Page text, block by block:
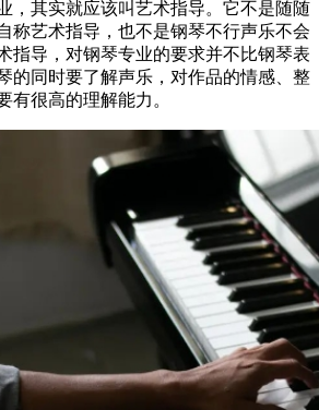
，其实就应该叫艺术指导。它不是随随
称艺术指导，也不是钢琴不行声乐不会
指导，对钢琴专业的要求并不比钢琴表
的同时要了解声乐，对作品的情感、整
有很高的理解能力。